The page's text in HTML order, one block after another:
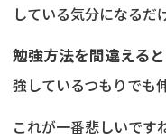
している気分になるだ
勉強方法を間違えると
強しているつもりでも
これが一番悲しいです